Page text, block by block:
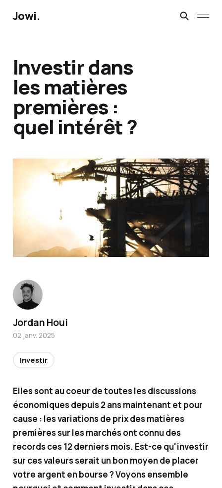
Jowi.
Investir dans
les matières
premières :
quel intérêt ?
Elles sont au coeur de toutes les discussions
économiques depuis 2 ans maintenant et pour
cause : les variations de prix des matières
premières sur les marchés ont connu des
records ces 12 derniers mois. Est-ce qu'investir
sur ces valeurs serait un bon moyen de placer
votre argent en bourse ? Voyons ensemble
Titulair
e de la
ation
conseill
er en
sseme
nts
ers, je
Jordan Houi
02 janv. 2025
Investir